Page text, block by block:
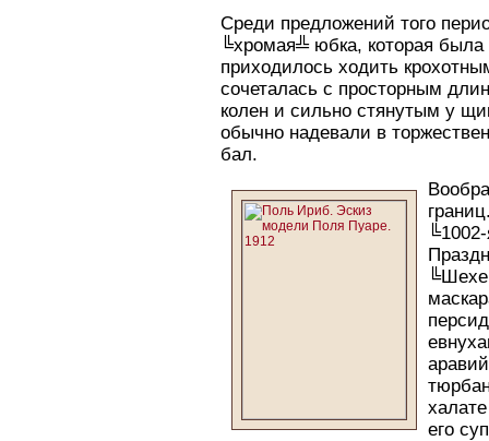
Среди предложений того
╚хромая╩ юбка, которая была
приходилось ходить
сочеталась с просторным
колен и сильно стянутым у
обычно надевали в
бал.
его